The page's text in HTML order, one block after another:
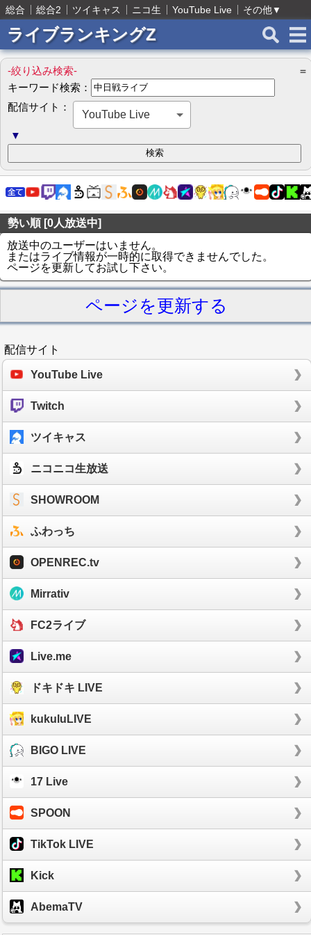
総合 総合2 ツイキャス ニコ生 YouTube Live その他▼
ライブランキングZ
-絞り込み検索-
＝
キーワード検索：
配信サイト：
YouTube Live
▼
勢い順 [0人放送中]
放送中のユーザーはいません。
またはライブ情報が一時的に取得できませんでした。
ページを更新してお試し下さい。
ページを更新する
配信サイト
YouTube Live
Twitch
ツイキャス
ニコニコ生放送
SHOWROOM
ふわっち
OPENREC.tv
Mirrativ
FC2ライブ
Live.me
ドキドキ LIVE
kukuluLIVE
BIGO LIVE
17 Live
SPOON
TikTok LIVE
Kick
AbemaTV